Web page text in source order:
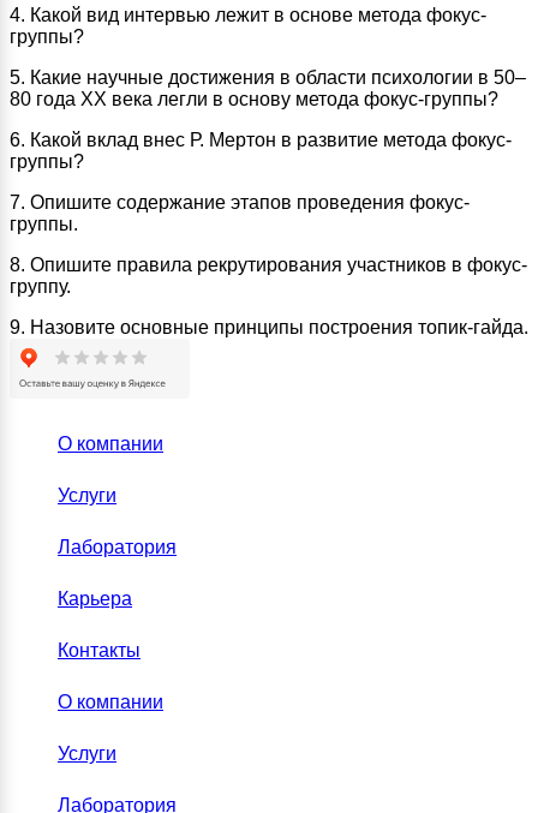
4. Какой вид интервью лежит в основе метода фокус-
группы?
5. Какие научные достижения в области психологии в 50–
80 года ХХ века легли в основу метода фокус-группы?
6. Какой вклад внес Р. Мертон в развитие метода фокус-
группы?
7. Опишите содержание этапов проведения фокус-
группы.
8. Опишите правила рекрутирования участников в фокус-
группу.
9. Назовите основные принципы построения топик-гайда.
О компании
Услуги
Лаборатория
Карьера
Контакты
О компании
Услуги
Лаборатория